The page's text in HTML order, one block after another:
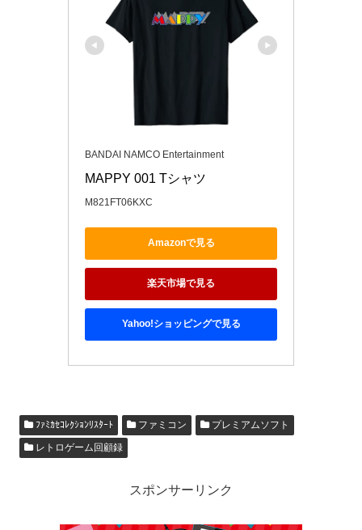
BANDAI NAMCO Entertainment
MAPPY 001 Tシャツ
M821FT06KXC
Amazonで見る
楽天市場で見る
Yahoo!ショッピングで見る
ﾌｧﾐｶｾｺﾚｸｼｮﾝﾘｽﾀｰﾄ ファミコン
プレミアムソフト
レトロゲーム回顧録
スポンサーリンク